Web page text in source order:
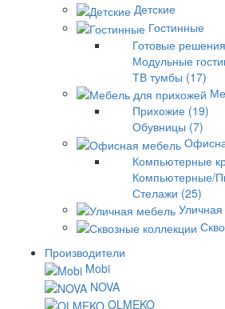
Детские
Гостинные
Готовые
Модульные
ТВ тумбы (17)
Прихожие (19)
Обувницы (7)
Компьютерные
Компьютерные/
Стелажи (25)
Производители
Mobi
NOVA
OLMEKO